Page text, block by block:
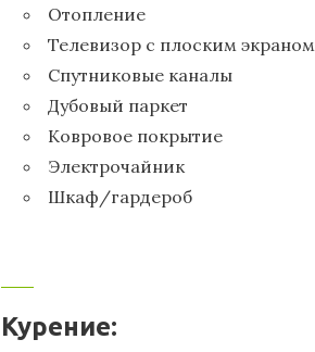
Отопление
Телевизор с плоским экраном
Спутниковые каналы
Дубовый паркет
Ковровое покрытие
Электрочайник
Шкаф/гардероб
Курение: